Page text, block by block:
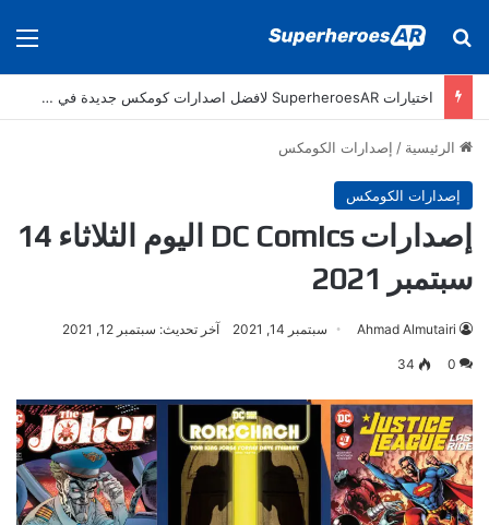
بحث عن
اختيارات SuperheroesAR لافضل اصدارات كومكس جديدة في سنة 2025
الرئيسية / إصدارات الكومكس
إصدارات الكومكس
إصدارات DC Comics اليوم الثلاثاء 14
سبتمبر 2021
Ahmad Almutairi سبتمبر 14, 2021 آخر تحديث: سبتمبر 12, 2021
0
34